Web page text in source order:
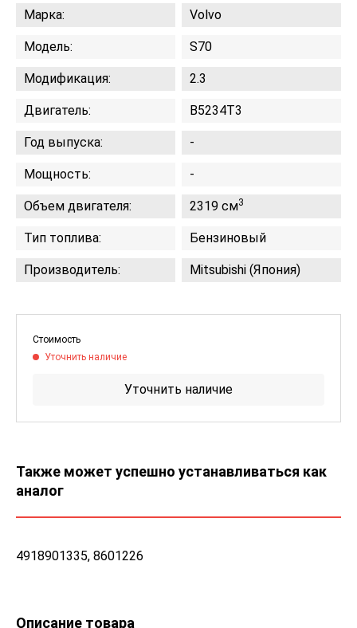
Марка: Volvo
Модель: S70
Модификация: 2.3
Двигатель: B5234T3
Год выпуска: -
Мощность: -
Объем двигателя: 2319 см3
Тип топлива: Бензиновый
Производитель: Mitsubishi (Япония)
Стоимость
Уточнить наличие
Уточнить наличие
Также может успешно устанавливаться как
аналог
4918901335, 8601226
Описание товара